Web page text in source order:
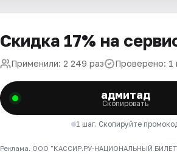
Скидка 17% на
Применили: 2 249 раз Проверено: 1
адмитад
Скопировать
1 шаг. Скопируйте
Реклама. ООО "КАССИР.РУ-НАЦИОНАЛЬНЫЙ